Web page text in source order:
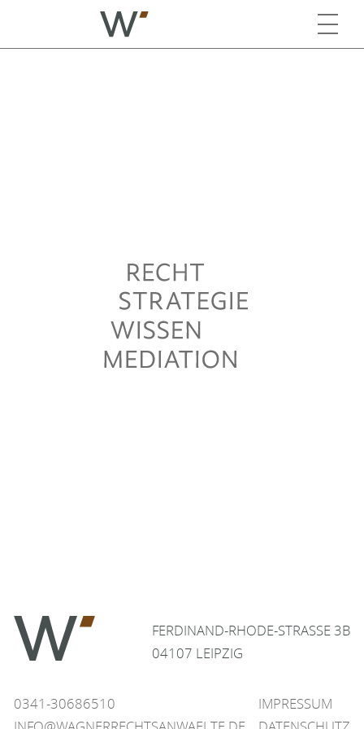
FERDINAND-RHODE-STRASSE 3B
04107 LEIPZIG
0341-30686510
IMPRESSUM